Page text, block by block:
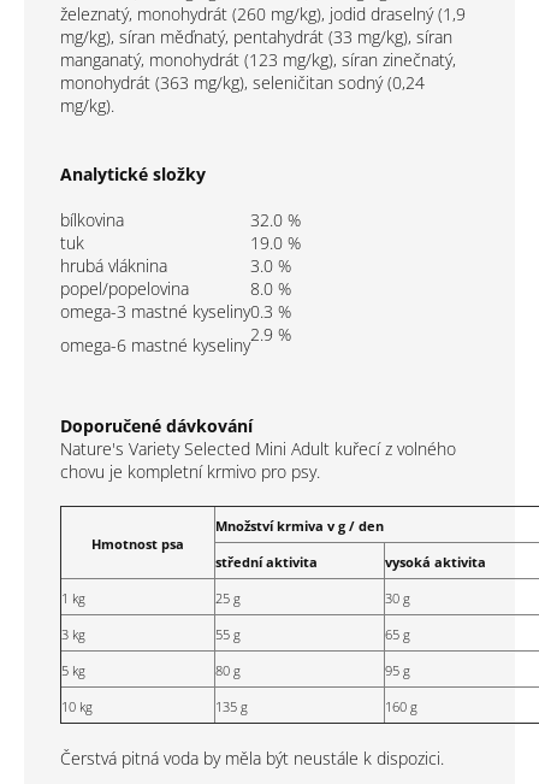
železnatý, monohydrát (260 mg/kg), jodid draselný (1,9
mg/kg), síran měďnatý, pentahydrát (33 mg/kg), síran
manganatý, monohydrát (123 mg/kg), síran zinečnatý,
monohydrát (363 mg/kg), seleničitan sodný (0,24
mg/kg).
Analytické složky
bílkovina
32.0 %
tuk
19.0 %
hrubá vláknina
3.0 %
popel/popelovina
8.0 %
omega-3 mastné kyseliny0.3 %
omega-6 mastné kyseliny2.9 %
Doporučené dávkování
Nature's Variety Selected Mini Adult kuřecí z volného
chovu je kompletní krmivo pro psy.
Hmotnost psa
Množství krmiva v g / den
střední aktivita
vysoká aktivita
1 kg
25 g
30 g
3 kg
55 g
65 g
5 kg
80 g
95 g
10 kg
135 g 160 g
Čerstvá pitná voda by měla být neustále k dispozici.